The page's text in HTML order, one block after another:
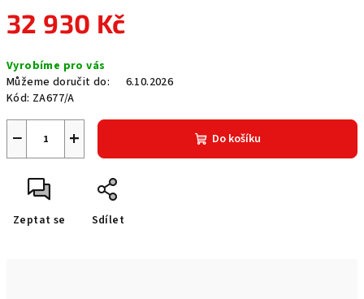
32 930 Kč
cena:
Vyrobíme pro vás
Můžeme doručit do:
6.10.2026
Kód: ZA677/A
+
− Do košíku
Zeptat se Sdílet